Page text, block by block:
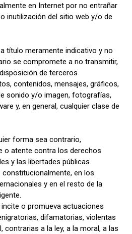
en Internet por no entrañar
inutilización del sitio web y/o de
título meramente indicativo y no
se compromete a no transmitir,
de terceros
contenidos, mensajes, gráficos,
sonido y/o imagen, fotografías,
y, en general, cualquier clase de
forma sea contrario,
o atente contra los derechos
y las libertades públicas
en los
y en el resto de la
o promueva actuaciones
difamatorias, violentas
contrarias a la ley, a la moral, a las